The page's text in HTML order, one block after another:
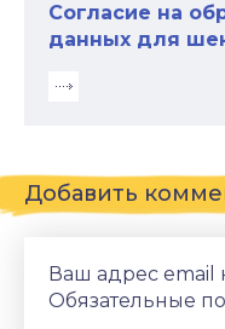
Согласие на
данных для
Добавить
Ваш адрес email
Обязательные